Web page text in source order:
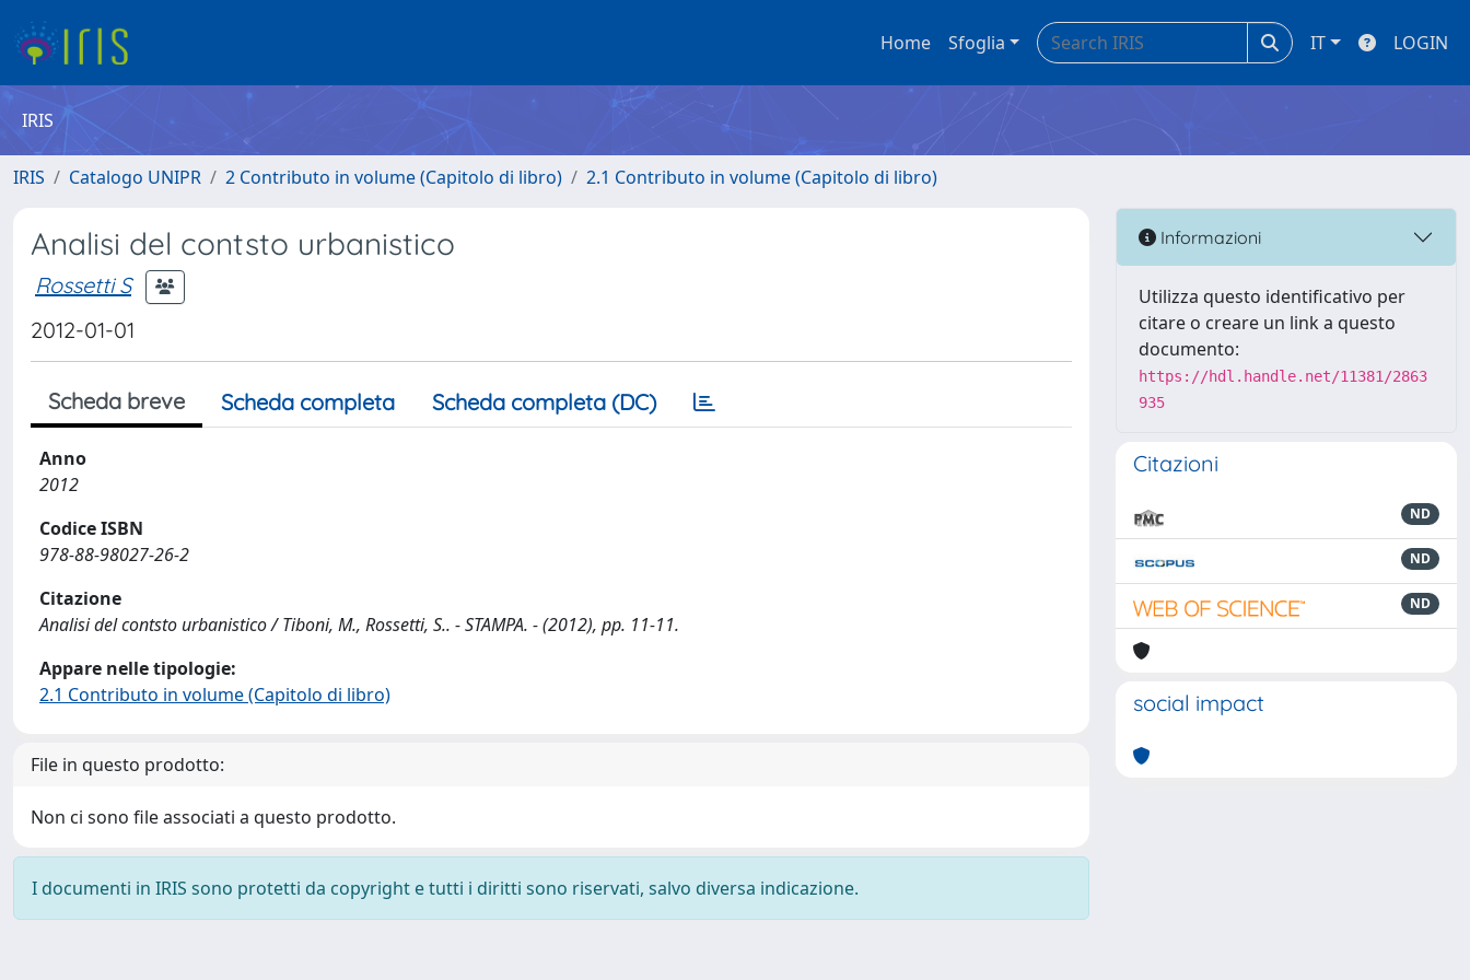
Home Sfoglia IT LOGIN
IRIS
IRIS Catalogo UNIPR 2 Contributo in volume (Capitolo di libro) 2.1 Contributo in volume (Capitolo di libro)
Analisi del contsto urbanistico
Rossetti S
2012-01-01
Scheda breve Scheda completa Scheda completa (DC)
Anno
2012
Codice ISBN
978-88-98027-26-2
Citazione
Analisi del contsto urbanistico / Tiboni, M., Rossetti, S.. - STAMPA. - (2012), pp. 11-11.
Appare nelle tipologie:
2.1 Contributo in volume (Capitolo di libro)
File in questo prodotto:
Non ci sono file associati a questo prodotto.
I documenti in IRIS sono protetti da copyright e tutti i diritti sono riservati, salvo diversa indicazione.
Informazioni
Utilizza questo identificativo per
citare o creare un link a questo
documento:
https://hdl.handle.net/11381/2863
935
Citazioni
ND
ND
ND
social impact